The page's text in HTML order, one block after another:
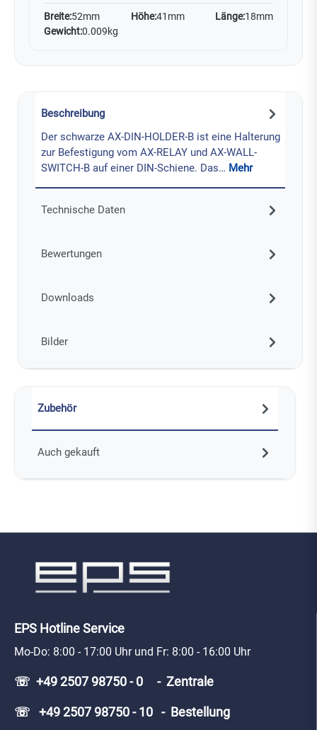
Breite:52mm Höhe:41mm Länge:18mm
Gewicht:0.009kg
Beschreibung
Der schwarze AX-DIN-HOLDER-B ist eine Halterung
zur Befestigung vom AX-RELAY und AX-WALL-
SWITCH-B auf einer DIN-Schiene. Das… Mehr
Technische Daten
Bewertungen
Downloads
Bilder
Zubehör
Auch gekauft
EPS Hotline Service
Mo-Do: 8:00 - 17:00 Uhr und Fr: 8:00 - 16:00 Uhr
☏ +49 2507 98750 - 0 - Zentrale
☏ +49 2507 98750 - 10 - Bestellung